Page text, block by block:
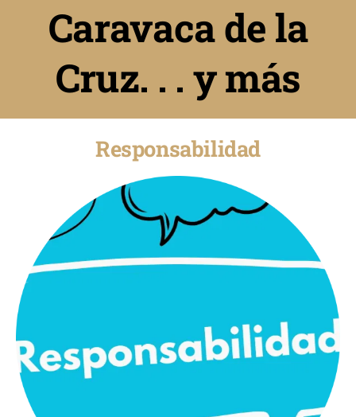
Caravaca de la
Cruz. . . y más
Responsabilidad